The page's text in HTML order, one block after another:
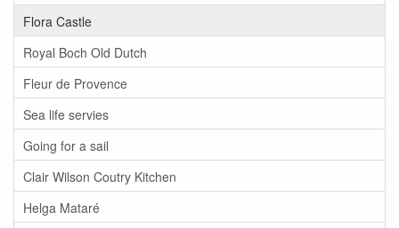
Flora Castle
Royal Boch Old Dutch
Fleur de Provence
Sea life servies
Going for a sail
Clair Wilson Coutry Kitchen
Helga Mataré